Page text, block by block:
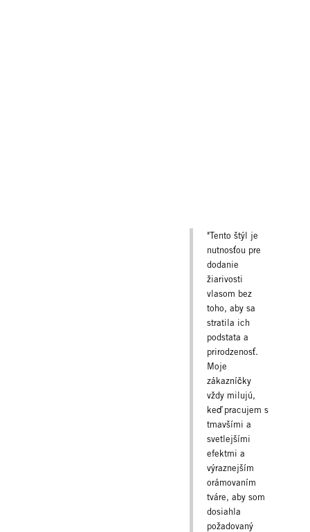
"Tento štýl je
nutnosťou pre
dodanie
žiarivosti
vlasom bez
toho, aby sa
stratila ich
podstata a
prirodzenosť.
Moje
zákazníčky
vždy milujú,
keď pracujem s
tmavšími a
svetlejšími
efektmi a
výraznejším
orámovaním
tváre, aby som
dosiahla
požadovaný